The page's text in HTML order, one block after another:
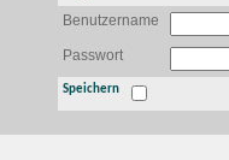
Benutzername
Passwort
Speichern